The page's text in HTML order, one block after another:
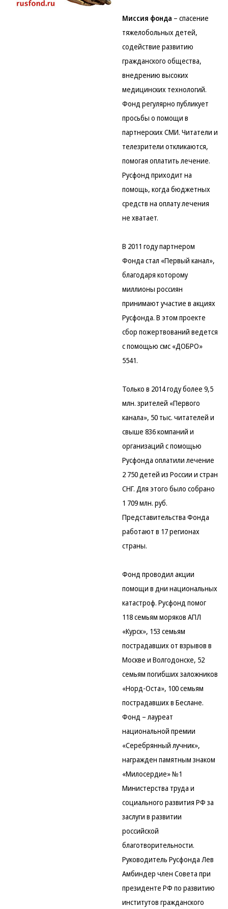
Миссия фонда – спасение
тяжелобольных детей,
содействие развитию
гражданского общества,
внедрению высоких
медицинских технологий.
Фонд регулярно публикует
просьбы о помощи в
партнерских СМИ. Читатели и
телезрители откликаются,
помогая оплатить лечение.
Русфонд приходит на
помощь, когда бюджетных
средств на оплату лечения
не хватает.
В 2011 году партнером
Фонда стал «Первый канал»,
благодаря которому
миллионы россиян
принимают участие в акциях
Русфонда. В этом проекте
сбор пожертвований ведется
с помощью смс «ДОБРО»
5541.
Только в 2014 году более 9,5
млн. зрителей «Первого
канала», 50 тыс. читателей и
свыше 836 компаний и
организаций с помощью
Русфонда оплатили лечение
2 750 детей из России и стран
СНГ. Для этого было собрано
1 709 млн. руб.
Представительства Фонда
работают в 17 регионах
страны.
Фонд проводил акции
помощи в дни национальных
катастроф. Русфонд помог
118 семьям моряков АПЛ
«Курск», 153 семьям
пострадавших от взрывов в
Москве и Волгодонске, 52
семьям погибших заложников
«Норд-Оста», 100 семьям
пострадавших в Беслане.
Фонд – лауреат
национальной премии
«Серебрянный лучник»,
награжден памятным знаком
«Милосердие» №1
Министерства труда и
социального развития РФ за
заслуги в развитии
российской
благотворительности.
Руководитель Русфонда Лев
Амбиндер член Совета при
президенте РФ по развитию
институтов гражданского